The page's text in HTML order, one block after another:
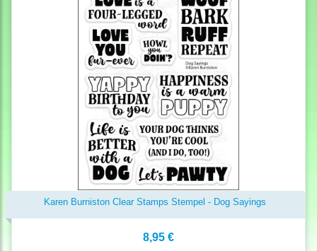
Karen Burniston Clear Stamps Stempel - Dog Sayings
8,95 €